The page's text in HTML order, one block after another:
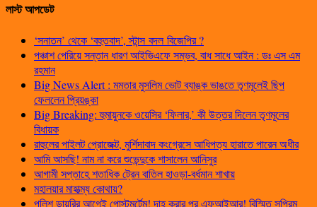
লাস্ট আপডেট
‘সনাতন’ থেকে ‘বহুতবাদ’, স্টান্স বদল বিজেপির ?
পঞ্চাশ পেরিয়ে সন্তান ধারণ আইভিএফে সম্ভব, বাধ সাধে আইন : ডঃ এস এম
রহমান
Big News Alert : মমতার মুসলিম ভোট ব্যাঙ্ক ভাঙতে তৃণমূলেই ছিপ
ফেললেন প্রিয়ঙ্কা
Big Breaking: হুমায়ুনকে ওয়েসির ‘ফিলার,’ কী উত্তর দিলেন তৃণমূলের
বিধায়ক
রাহুলের পাইলট প্রোজেক্ট, মুর্শিদাবাদ কংগ্রেসে আধিপত্য হারাতে পারেন অধীর
আমি আসছি! নাম না করে শুভেন্দুকে শাসালেন আনিসুর
আগামী সপ্তাহে শতাধিক ট্রেন বাতিল হাওড়া-বর্ধমান শাখায়
মহালয়ার মাহাত্ম্য কোথায়?
পুলিশ ডায়রির আগেই পোস্টমর্টেম! দাহ করার পর এফআইআর! বিস্মিত সুপ্রিম